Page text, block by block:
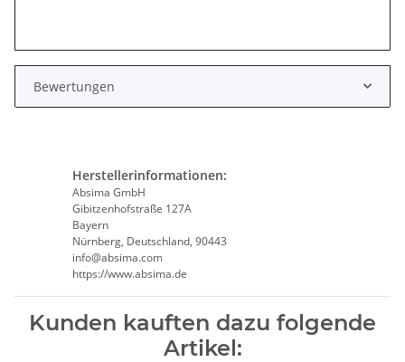
Bewertungen
Herstellerinformationen:
Absima GmbH
Gibitzenhofstraße 127A
Bayern
Nürnberg, Deutschland, 90443
info@absima.com
https://www.absima.de
Kunden kauften dazu folgende
Artikel: